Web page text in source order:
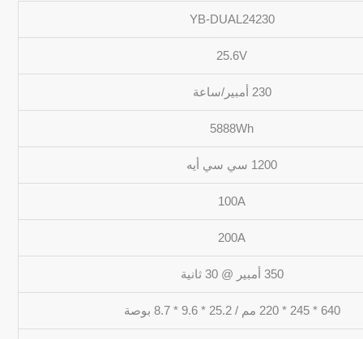
YB-DUAL24230
25.6V
230 أمبير/ساعة
5888Wh
1200 سي سي أيه
100A
200A
350 أمبير @ 30 ثانية
640 * 245 * 220 مم / 25.2 * 9.6 * 8.7 بوصة